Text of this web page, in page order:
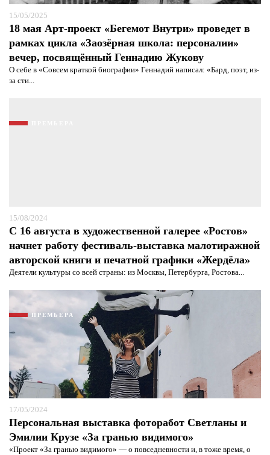
15/05/2025
18 мая Арт-проект «Бегемот Внутри» проведет в
рамках цикла «Заозёрная школа: персоналии»
вечер, посвящённый Геннадию Жукову
О себе в «Совсем краткой биографии» Геннадий написал: «Бард, поэт, из-
за сти...
15/08/2024
С 16 августа в художественной галерее «Ростов»
начнет работу фестиваль-выставка малотиражной
авторской книги и печатной графики «Жердёла»
Деятели культуры со всей страны: из Москвы, Петербурга, Ростова...
ПРЕМЬЕРА
17/05/2024
Персональная выставка фоторабот Светланы и
Эмилии Крузе «За гранью видимого»
«Проект «За гранью видимого» — о повседневности и, в тоже время, о
Я согласен с политикой конфиденциальности и
защиты информации*
Я согласен сполитикой конфиденциальности и
защиты информации*